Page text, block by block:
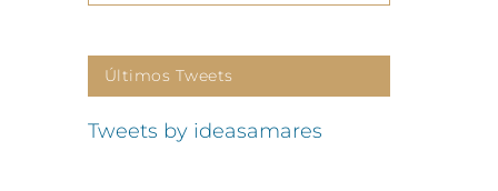
Últimos Tweets
Tweets by ideasamares